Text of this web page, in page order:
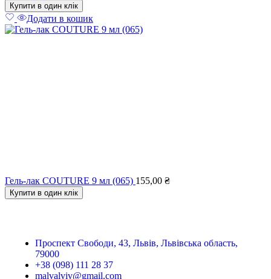
Купити в один клік
Додати в кошик
Гель-лак COUTURE 9 мл (065) 155,00 ₴
Купити в один клік
Проспект Свободи, 43, Львів, Львівська область,
79000
+38 (098) 111 28 37
malvalviv@gmail.com